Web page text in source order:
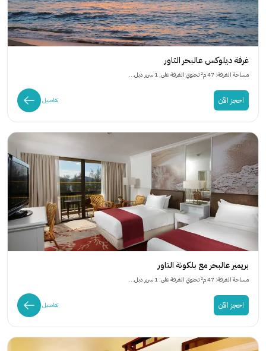
غرفة ديلوكس عالبحر التاور
مساحة الغرفة: 47 م² تحتوي الغرفة على: 1 سرير دبل...
احجز الآن تفاصيل
بريمير عالبحر مع بلكونة التاور
مساحة الغرفة: 47 م² تحتوي الغرفة على: 1 سرير دبل...
احجز الآن تفاصيل